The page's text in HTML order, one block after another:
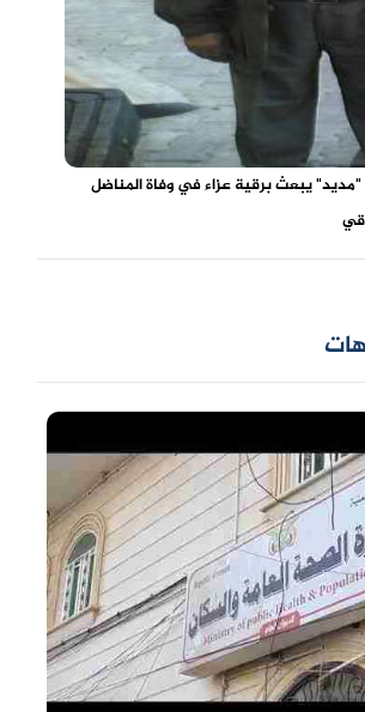
"مديد" يبعث برقية عزاء في وفاة المناضل